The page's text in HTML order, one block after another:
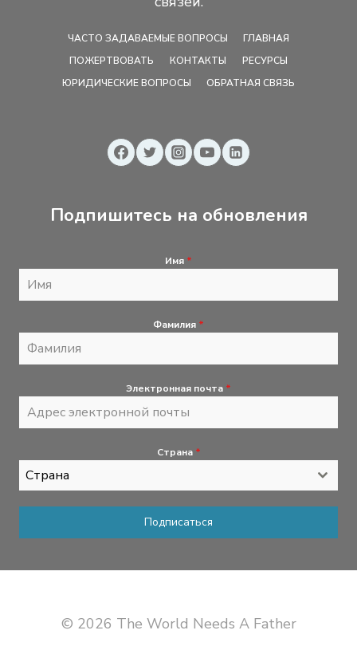
ЧАСТО ЗАДАВАЕМЫЕ ВОПРОСЫ
ГЛАВНАЯ
ПОЖЕРТВОВАТЬ
КОНТАКТЫ
РЕСУРСЫ
ЮРИДИЧЕСКИЕ ВОПРОСЫ
ОБРАТНАЯ СВЯЗЬ
Подпишитесь на обновления
Имя *
Фамилия *
Электронная почта *
Страна *
Страна
Подписаться
© 2026 The World Needs A Father